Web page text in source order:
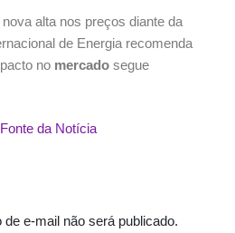
alta nos preços diante da
de Energia recomenda
no mercado segue
da Notícia
e-mail não será publicado.